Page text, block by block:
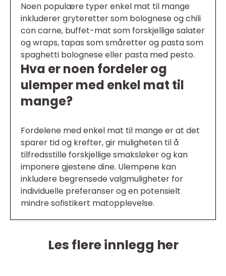
Noen populære typer enkel mat til mange
inkluderer gryteretter som bolognese og chili
con carne, buffet-mat som forskjellige salater
og wraps, tapas som småretter og pasta som
spaghetti bolognese eller pasta med pesto.
Hva er noen fordeler og
ulemper med enkel mat til
mange?
Fordelene med enkel mat til mange er at det
sparer tid og krefter, gir muligheten til å
tilfredsstille forskjellige smaksløker og kan
imponere gjestene dine. Ulempene kan
inkludere begrensede valgmuligheter for
individuelle preferanser og en potensielt
mindre sofistikert matopplevelse.
Les flere innlegg her